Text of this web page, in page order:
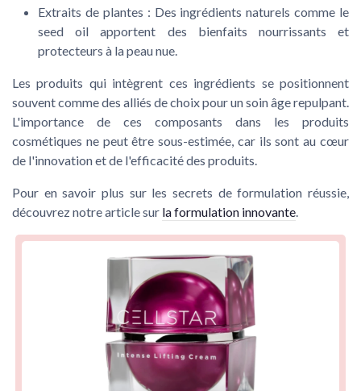
Extraits de plantes : Des ingrédients naturels comme le
seed oil apportent des bienfaits nourrissants et
protecteurs à lapeau nue.
Lesproduits qui intègrent ces ingrédients se positionnent
souvent comme des alliés de choix pour unsoinâge repulpant.
L'importance de ces composants dans les produits
cosmétiques ne peut être sous-estimée, car ils sont au cœur
de l'innovation et de l'efficacité des produits.
Pour en savoir plus sur les secrets de formulation réussie,
découvrez notre article sur la formulation innovante.